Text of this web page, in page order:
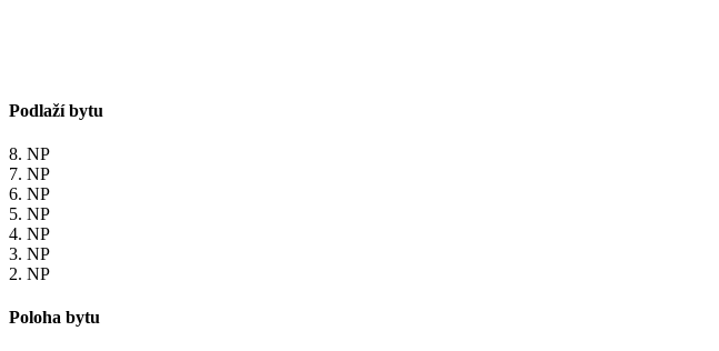
Podlaží bytu
8. NP
7. NP
6. NP
5. NP
4. NP
3. NP
2. NP
Poloha bytu